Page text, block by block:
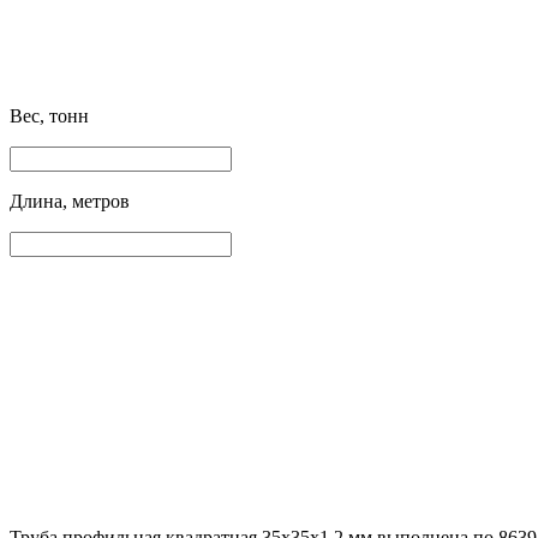
Вес, тонн
Длина, метров